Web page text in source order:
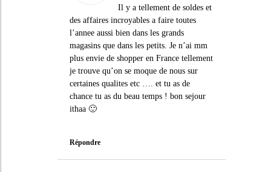
Il y a tellement de soldes et
des affaires incroyables a faire toutes
l’annee aussi bien dans les grands
magasins que dans les petits. Je n’ai mm
plus envie de shopper en France tellement
je trouve qu’on se moque de nous sur
certaines qualites etc …. et tu as de
chance tu as du beau temps ! bon sejour
ithaa 🙂
Répondre